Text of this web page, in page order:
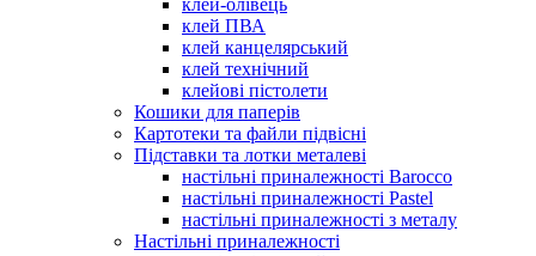
клей-олівець
клей ПВА
клей канцелярський
клей технічний
клейові пістолети
Кошики для паперів
Картотеки та файли підвісні
Підставки та лотки металеві
настільні приналежності Barocco
настільні приналежності Pastel
настільні приналежності з металу
Настільні приналежності